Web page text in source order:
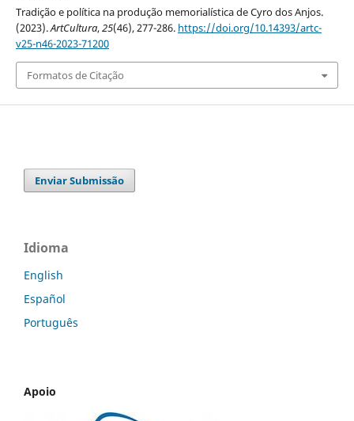
Tradição e política na produção memorialística de Cyro dos Anjos.
(2023).ArtCultura,25(46), 277-286. https://doi.org/10.14393/artc-
v25-n46-2023-71200
Formatos de Citação
Enviar Submissão
Idioma
English
Español
Português
Apoio